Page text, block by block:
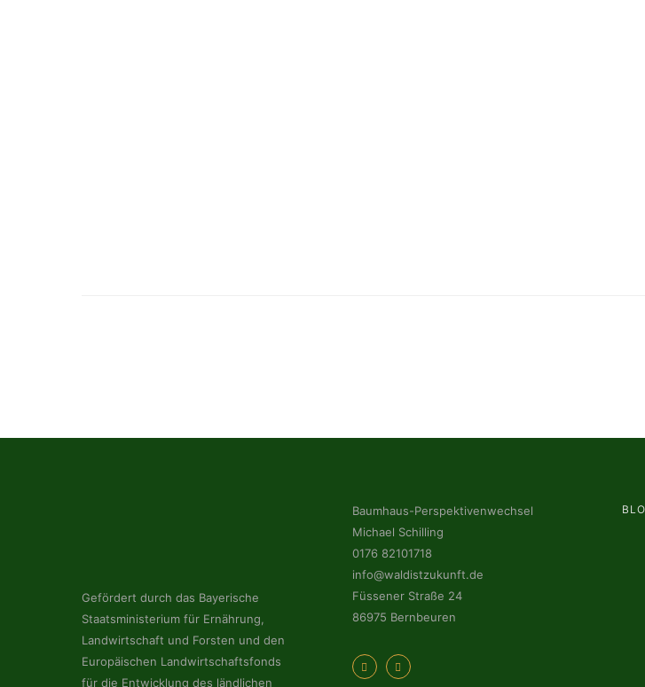
Gefördert durch das Bayerische
Staatsministerium für Ernährung,
Landwirtschaft und Forsten und den
Europäischen Landwirtschaftsfonds
für die Entwicklung des ländlichen
Baumhaus-Perspektivenwechsel
Michael Schilling
0176 82101718
info@waldistzukunft.de
Füssener Straße 24
86975 Bernbeuren